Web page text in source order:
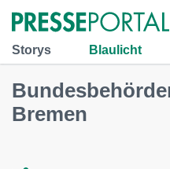
Storys Blaulicht
Bremen